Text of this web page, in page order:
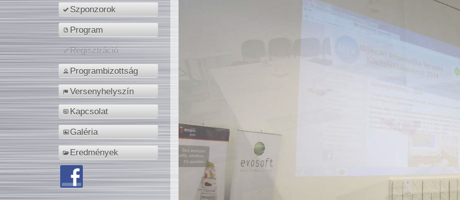
Szponzorok
Program
Regisztráció
Programbizottság
Versenyhelyszín
Kapcsolat
Galéria
Eredmények